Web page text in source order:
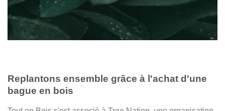
Replantons ensemble grâce à l'achat d'une
bague en bois